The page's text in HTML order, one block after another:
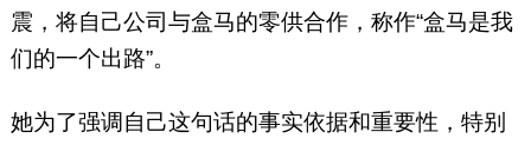
震，将自己公司与盒马的零供合作，称作“盒马是我
们的一个出路”。
她为了强调自己这句话的事实依据和重要性，特别